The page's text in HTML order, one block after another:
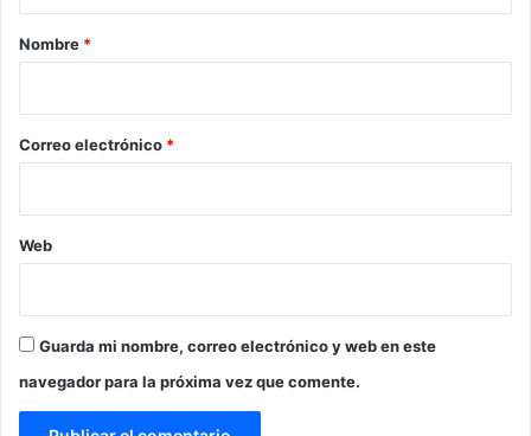
r
*
Nombre *
Correo electrónico *
Web
Guarda mi nombre, correo electrónico y web en este
navegador para la próxima vez que comente.